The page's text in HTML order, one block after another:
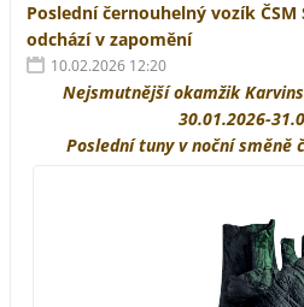
Poslední černouhelný vozík
odchází v zapomění
10.02.2026 12:20
Nejsmutnější okamžik
30.01.2026-
Poslední tuny v noční směně